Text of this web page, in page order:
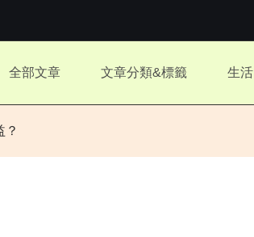
全部文章 文章分類&標籤 生活
？